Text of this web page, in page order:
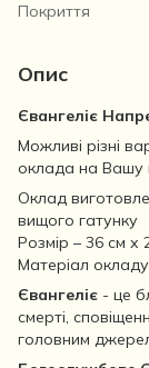
Покриття
Опис
Євангеліє
Можливі різні
оклада на Вашу
Оклад
вищого гатунку
Розмір – 36 см х
Матеріал
Євангеліє - це
смерті,
головним